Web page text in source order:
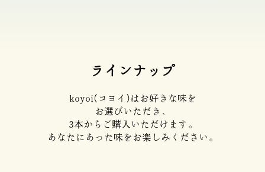
ラインナップ
koyoi(コヨイ)はお好きな味を
お選びいただき、
3本からご購入いただけます。
あなたにあった味をお楽しみください。